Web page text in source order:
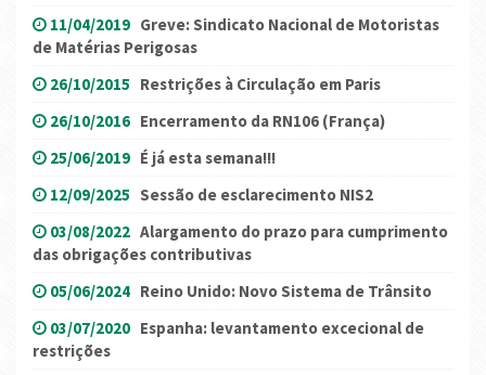
11/04/2019 Greve: Sindicato Nacional de Motoristas
de Matérias Perigosas
26/10/2015 Restrições à Circulação em Paris
26/10/2016 Encerramento da RN106 (França)
25/06/2019 É já esta semana!!!
12/09/2025 Sessão de esclarecimento NIS2
03/08/2022 Alargamento do prazo para cumprimento
das obrigações contributivas
05/06/2024 Reino Unido: Novo Sistema de Trânsito
03/07/2020 Espanha: levantamento excecional de
restrições